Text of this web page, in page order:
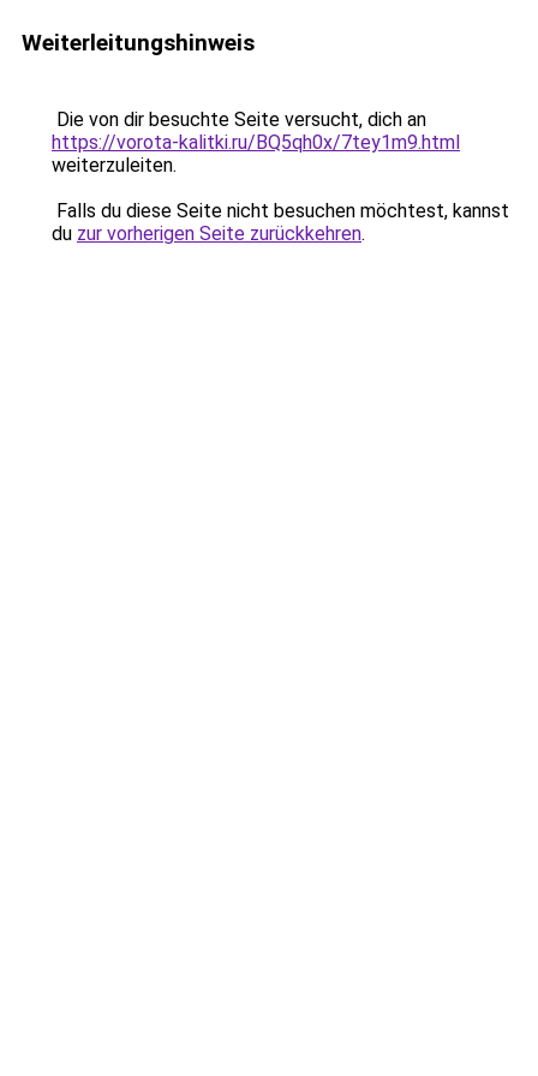
Weiterleitungshinweis
Die von dir besuchte Seite versucht, dich an
https://vorota-kalitki.ru/BQ5qh0x/7tey1m9.html
weiterzuleiten.
Falls du diese Seite nicht besuchen möchtest, kannst
du zur vorherigen Seite zurückkehren.